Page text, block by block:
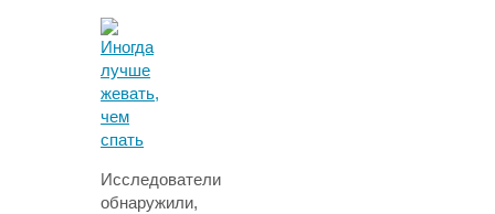
Исследователи
обнаружили,